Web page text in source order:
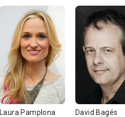
Laura Pamplona David Bagés